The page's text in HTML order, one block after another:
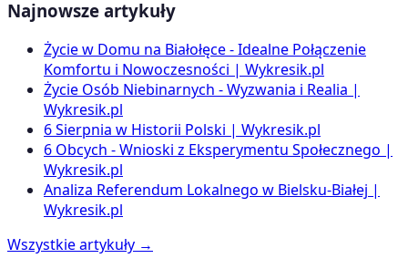
Najnowsze artykuły
Życie w Domu na Białołęce - Idealne Połączenie
Komfortu i Nowoczesności | Wykresik.pl
Życie Osób Niebinarnych - Wyzwania i Realia |
Wykresik.pl
6 Sierpnia w Historii Polski | Wykresik.pl
6 Obcych - Wnioski z Eksperymentu Społecznego |
Wykresik.pl
Analiza Referendum Lokalnego w Bielsku-Białej |
Wykresik.pl
Wszystkie artykuły →